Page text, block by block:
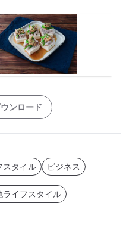
ンロード
スタイル ビジネス
ライフスタイル